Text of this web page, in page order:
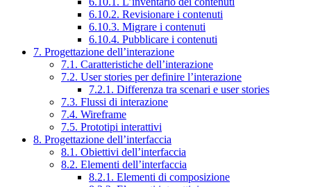
6.10.2. Revisionare i contenuti
6.10.3. Migrare i contenuti
6.10.4. Pubblicare i contenuti
7. Progettazione dell’interazione
7.1. Caratteristiche dell’interazione
7.2. User stories per definire l’interazione
7.2.1. Differenza tra scenari e user stories
7.3. Flussi di interazione
7.4. Wireframe
7.5. Prototipi interattivi
8. Progettazione dell’interfaccia
8.1. Obiettivi dell’interfaccia
8.2. Elementi dell’interfaccia
8.2.1. Elementi di composizione